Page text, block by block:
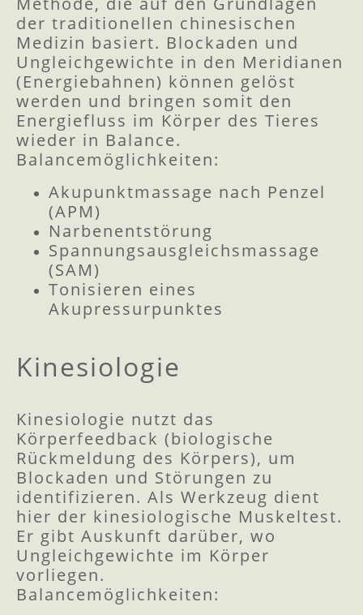
der traditionellen chinesischen
Medizin basiert. Blockaden und
Ungleichgewichte in den Meridianen
(Energiebahnen) können gelöst
werden und bringen somit den
Energiefluss im Körper des Tieres
wieder in Balance.
Balancemöglichkeiten:
Akupunktmassage nach Penzel
(APM)
Narbenentstörung
Spannungsausgleichsmassage
(SAM)
Tonisieren eines
Akupressurpunktes
Kinesiologie
Kinesiologie nutzt das
Körperfeedback (biologische
Rückmeldung des Körpers), um
Blockaden und Störungen zu
identifizieren. Als Werkzeug dient
hier der kinesiologische Muskeltest.
Er gibt Auskunft darüber, wo
Ungleichgewichte im Körper
vorliegen.
Balancemöglichkeiten: